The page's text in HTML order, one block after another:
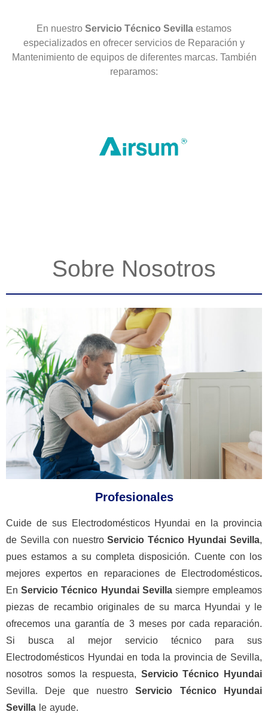
En nuestro Servicio Técnico Sevilla estamos
especializados en ofrecer servicios de Reparación y
Mantenimiento de equipos de diferentes marcas. También
reparamos:
Sobre Nosotros
Profesionales
Cuide de sus Electrodomésticos Hyundai en la provincia
de Sevilla con nuestroServicio Técnico Hyundai Sevilla,
pues estamos a su completa disposición. Cuente con los
mejores expertos en reparaciones de Electrodomésticos.
EnServicio Técnico Hyundai Sevilla siempre empleamos
piezas de recambio originales de su marca Hyundai y le
ofrecemos una garantía de 3 meses por cada reparación.
Si busca al mejor servicio técnico para sus
Electrodomésticos Hyundai en toda la provincia de Sevilla,
nosotros somos la respuesta, Servicio Técnico Hyundai
Sevilla. Deje que nuestroServicio Técnico Hyundai
Sevilla le ayude.